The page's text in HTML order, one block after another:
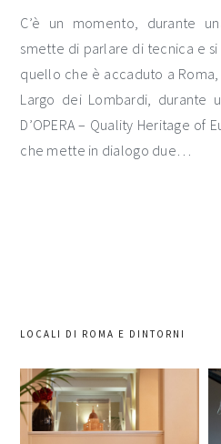
C’è un momento, durante
smette di parlare di tecnica e
quello che è accaduto a
Largo dei Lombardi, durante
D’OPERA – Quality Heritage
che mette in dialogo due…
LOCALI DI ROMA E DINTORNI